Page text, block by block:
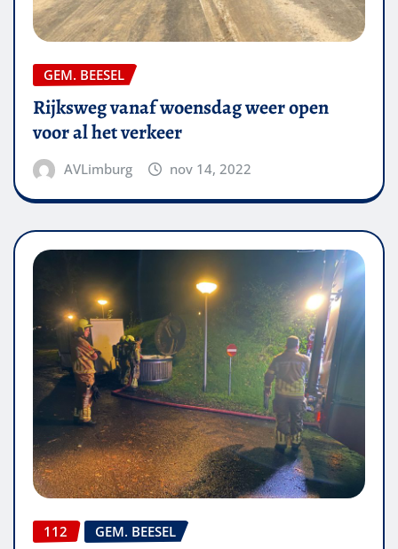
GEM. BEESEL
Rijksweg vanaf woensdag weer open
voor al het verkeer
AVLimburg nov 14, 2022
112 GEM. BEESEL